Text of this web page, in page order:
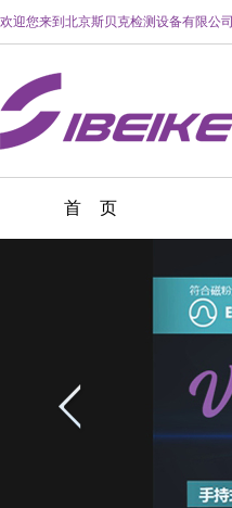
欢迎您来到北京斯贝克检测设备有限公司
首 页